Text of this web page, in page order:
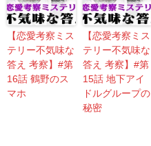
【恋愛考察ミス
テリー不気味な
答え 考察】#第
16話 鶴野のス
マホ
【恋愛考察ミス
テリー不気味な
答え 考察】#第
15話 地下アイ
ドルグループの
秘密